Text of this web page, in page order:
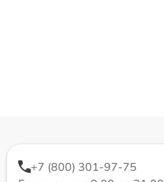
+7 (800) 301-97-75